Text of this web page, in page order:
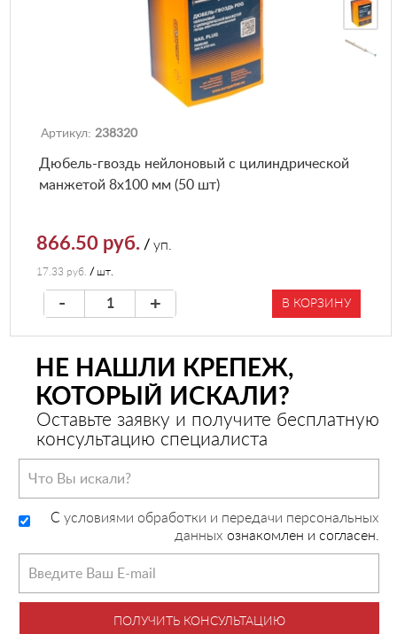
Артикул: 238320
Дюбель-гвоздь нейлоновый с цилиндрической
манжетой 8х100 мм (50 шт)
866.50 руб. /уп.
17.33 руб. / шт.
- + В КОРЗИНУ
НЕ НАШЛИ КРЕПЕЖ,
КОТОРЫЙ ИСКАЛИ?
Оставьте заявку и получите бесплатную
консультацию специалиста
C условиями обработки и передачи персональных
данных ознакомлен и согласен.
ПОЛУЧИТЬ КОНСУЛЬТАЦИЮ